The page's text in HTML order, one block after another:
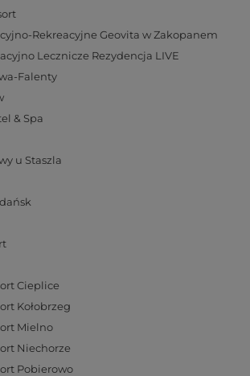
Rekreacyjne Geovita w Zakopanem
Lecznicze Rezydencja LIVE
Falenty
& Spa
u Staszla
Cieplice
Kołobrzeg
Mielno
Niechorze
Pobierowo